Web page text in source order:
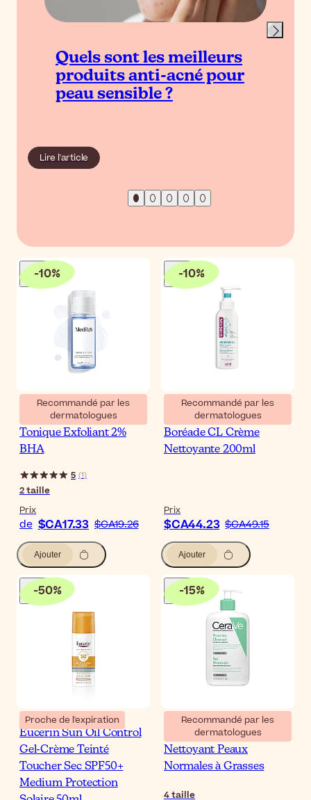
Quels sont les meilleurs
produits anti-acné pour
peau sensible ?
Lire l'article
-10%
Recommandé par les
dermatologues
Medik8 Press & Clear
Tonique Exfoliant 2%
BHA
5 (1)
2taille
Prix
de $CA17.33 $CA19.26
Ajouter
-10%
Recommandé par les
dermatologues
ACM Laboratoire
Boréade CL Crème
Nettoyante 200ml
Prix
$CA44.23 $CA49.15
Ajouter
-50%
Proche de l'expiration
Eucerin Sun Oil Control
Gel-Crème Teinté
Toucher Sec SPF50+
Medium Protection
-15%
Recommandé par les
dermatologues
CeraVe Gel Moussant
Nettoyant Peaux
Normales à Grasses
4taille